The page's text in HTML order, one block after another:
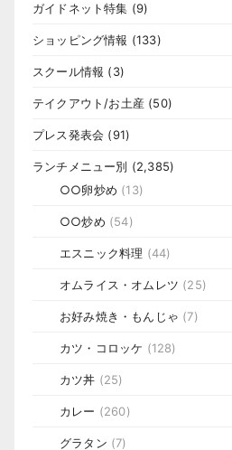
ガイドネット特集 (9)
ショッピング情報 (133)
スクール情報 (3)
テイクアウト/お土産 (50)
プレス発表会 (91)
ランチメニュー別 (2,385)
○○卵炒め (13)
○○炒め (54)
エスニック料理 (44)
オムライス・オムレツ (25)
お好み焼き・もんじゃ (7)
カツ・コロッケ (128)
カツ丼 (25)
カレー (260)
グラタン (7)